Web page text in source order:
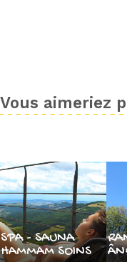
Vous aimeriez
SPA - SAUNA
HAMMAM SOINS